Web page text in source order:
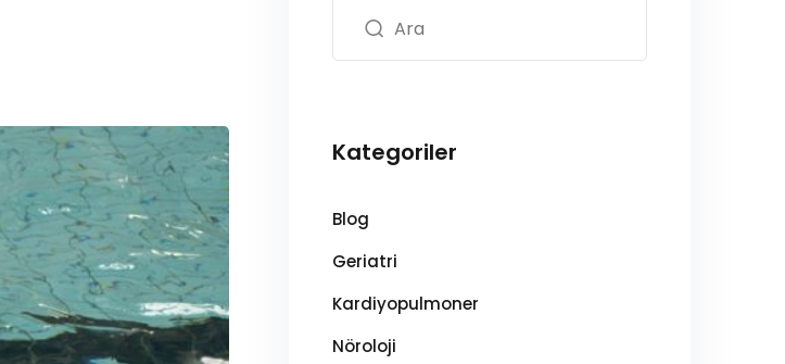
Kategoriler
Blog
Geriatri
Kardiyopulmoner
Nöroloji
Şifremi unuttum